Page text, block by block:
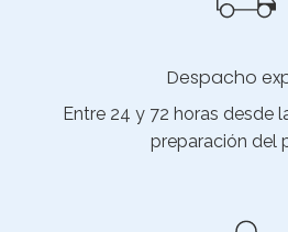
Despacho
Entre 24 y 72 horas desde
preparación del